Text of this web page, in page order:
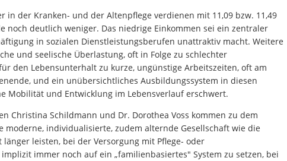
in der Kranken- und der Altenpflege verdienen mit 11,09 bzw. 11,49
noch deutlich weniger. Das niedrige Einkommen sei ein zentraler
in sozialen Dienstleistungsberufen unattraktiv macht. Weitere
und seelische Überlastung, oft in Folge zu schlechter
den Lebensunterhalt zu kurze, ungünstige Arbeitszeiten, oft am
und ein unübersichtliches Ausbildungssystem in diesen
Mobilität und Entwicklung im Lebensverlauf erschwert.
Christina Schildmann und Dr. Dorothea Voss kommen zu dem
moderne, individualisierte, zudem alternde Gesellschaft wie die
leisten, bei der Versorgung mit Pflege- oder
immer noch auf ein „familienbasiertes" System zu setzen, bei